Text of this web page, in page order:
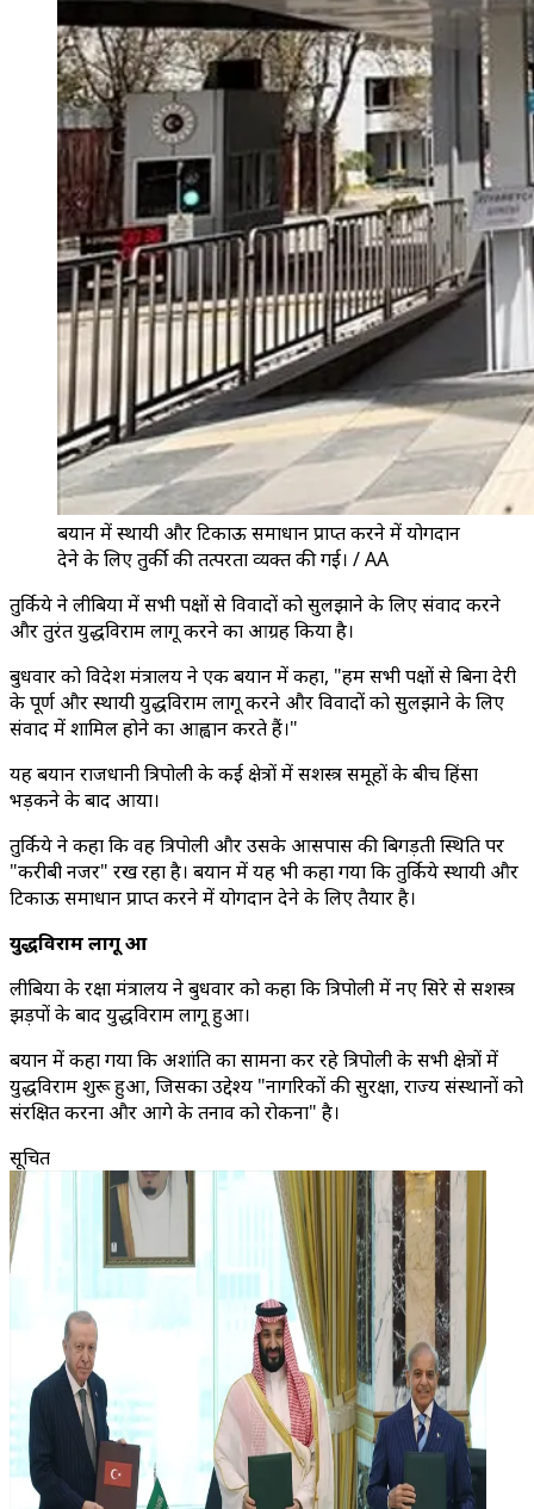
बयान में स्थायी और टिकाऊ समाधान प्राप्त करने में योगदान
देने के लिए तुर्की की तत्परता व्यक्त की गई। / AA
तुर्किये ने लीबिया में सभी पक्षों से विवादों को सुलझाने के लिए संवाद करने
और तुरंत युद्धविराम लागू करने का आग्रह किया है।
बुधवार को विदेश मंत्रालय ने एक बयान में कहा, "हम सभी पक्षों से बिना देरी
के पूर्ण और स्थायी युद्धविराम लागू करने और विवादों को सुलझाने के लिए
संवाद में शामिल होने का आह्वान करते हैं।"
यह बयान राजधानी त्रिपोली के कई क्षेत्रों में सशस्त्र समूहों के बीच हिंसा
भड़कने के बाद आया।
तुर्किये ने कहा कि वह त्रिपोली और उसके आसपास की बिगड़ती स्थिति पर
"करीबी नजर" रख रहा है। बयान में यह भी कहा गया कि तुर्किये स्थायी और
टिकाऊ समाधान प्राप्त करने में योगदान देने के लिए तैयार है।
युद्धविराम लागू हुआ
लीबिया के रक्षा मंत्रालय ने बुधवार को कहा कि त्रिपोली में नए सिरे से सशस्त्र
झड़पों के बाद युद्धविराम लागू हुआ।
बयान में कहा गया कि अशांति का सामना कर रहे त्रिपोली के सभी क्षेत्रों में
युद्धविराम शुरू हुआ, जिसका उद्देश्य "नागरिकों की सुरक्षा, राज्य संस्थानों को
संरक्षित करना और आगे के तनाव को रोकना" है।
सूचित